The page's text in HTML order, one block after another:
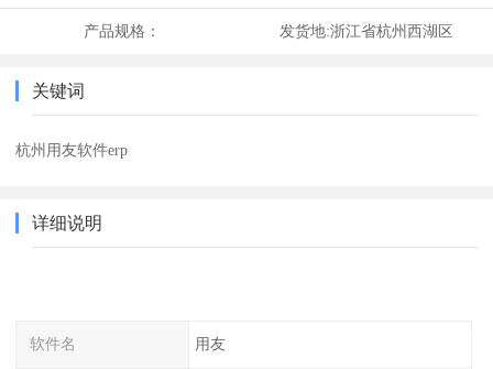
产品规格： 发货地:浙江省杭州西湖区
关键词
杭州用友软件erp
详细说明
软件名 用友